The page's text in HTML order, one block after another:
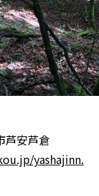
芦安芦倉
yashajinn.